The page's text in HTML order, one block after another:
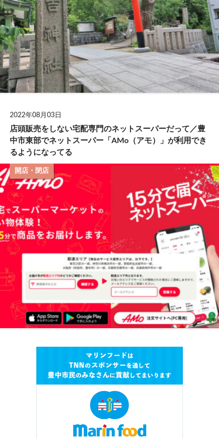
2022年08月03日
店頭販売をしない宅配専門のネットスーパーだって／豊
中市東部でネットスーパー「AMo（アモ）」が利用でき
るようになってる
開店・閉店